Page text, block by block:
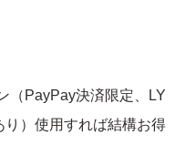
（PayPay決済限定、LY
）使用すれば結構お得